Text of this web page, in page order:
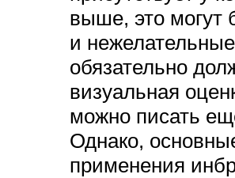
выше, это могут
и
обязательно
визуальная
можно писать
Однако,
применения